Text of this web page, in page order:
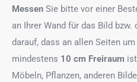
Messen Sie bitte vor einer
an Ihrer Wand für das Bild
darauf, dass an allen Seiten
mindestens 10 cm Freiraum
Möbeln, Pflanzen, anderen